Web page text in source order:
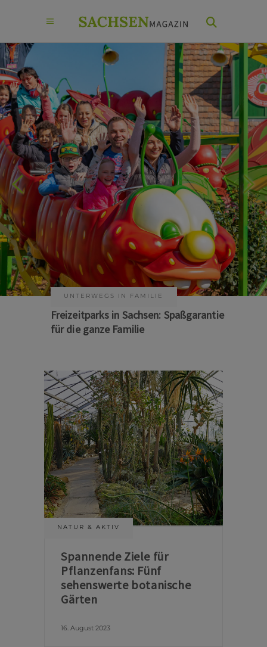
KUNST & KULTUR
Sommer auf Sachsens Theaterbühnen
NATUR & AKTIV
Spannende Ziele für
Pflanzenfans: Fünf
sehenswerte botanische
Gärten
16. August 2023